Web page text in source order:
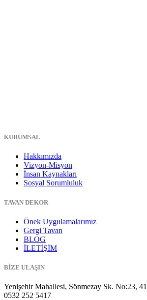
KURUMSAL
Hakkımızda
Vizyon-Misyon
İnsan Kaynakları
Sosyal Sorumluluk
TAVAN DEKOR
Önek Uygulamalarımız
Gergi Tavan
BLOG
İLETİŞİM
BİZE ULAŞIN
Yenişehir Mahallesi, Sönmezay Sk. No:23,
0532 252 5417